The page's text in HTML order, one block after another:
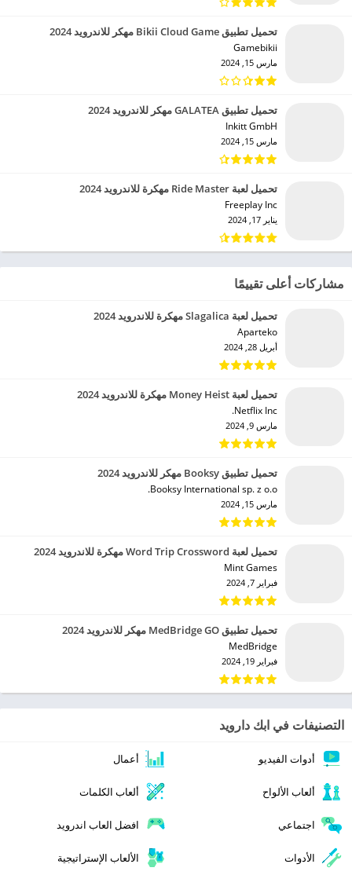
تحميل تطبيق Bikii Cloud Game مهكر للاندرويد 2024
Gamebikii‏
مارس 15, 2024
تحميل تطبيق GALATEA مهكر للاندرويد 2024
Inkitt GmbH‏
مارس 15, 2024
تحميل لعبة Ride Master مهكرة للاندرويد 2024
Freeplay Inc‏
يناير 17, 2024
مشاركات أعلى تقييمًا
تحميل لعبة Slagalica مهكرة للاندرويد 2024
Aparteko‏
أبريل 28, 2024
تحميل لعبة Money Heist مهكرة للاندرويد 2024
Netflix Inc.‏
مارس 9, 2024
تحميل تطبيق Booksy مهكر للاندرويد 2024
Booksy International sp. z o.o.‏
مارس 15, 2024
تحميل لعبة Word Trip Crossword مهكرة للاندرويد 2024
Mint Games‏
فبراير 7, 2024
تحميل تطبيق MedBridge GO مهكر للاندرويد 2024
MedBridge‏
فبراير 19, 2024
التصنيفات في ابك دارويد
أدوات الفيديو أعمال
ألعاب الألواح ألعاب الكلمات
اجتماعي افضل العاب اندرويد
الأدوات الألعاب الإستراتيجية